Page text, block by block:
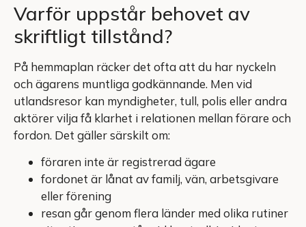
Varför uppstår behovet av
skriftligt tillstånd?
På hemmaplan räcker det ofta att du har nyckeln
och ägarens muntliga godkännande. Men vid
utlandsresor kan myndigheter, tull, polis eller andra
aktörer vilja få klarhet i relationen mellan förare och
fordon. Det gäller särskilt om:
föraren inte är registrerad ägare
fordonet är lånat av familj, vän, arbetsgivare
eller förening
resan går genom flera länder med olika rutiner